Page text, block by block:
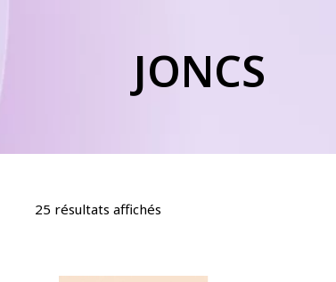
JONCS
25 résultats affichés